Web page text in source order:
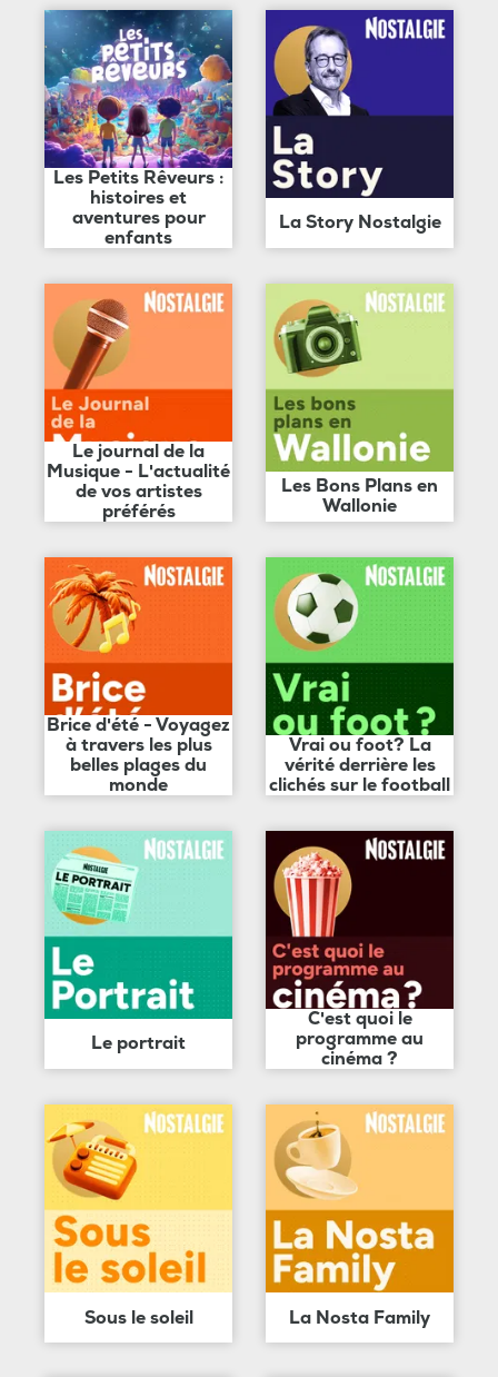
Les Petits Rêveurs :
histoires et
aventures pour
enfants
La Story Nostalgie
Le journal de la
Musique - L'actualité
de vos artistes
préférés
Les Bons Plans en
Wallonie
Brice d'été - Voyagez
à travers les plus
belles plages du
monde
Vrai ou foot? La
vérité derrière les
clichés sur le football
Le portrait
C'est quoi le
programme au
cinéma ?
Sous le soleil La Nosta Family